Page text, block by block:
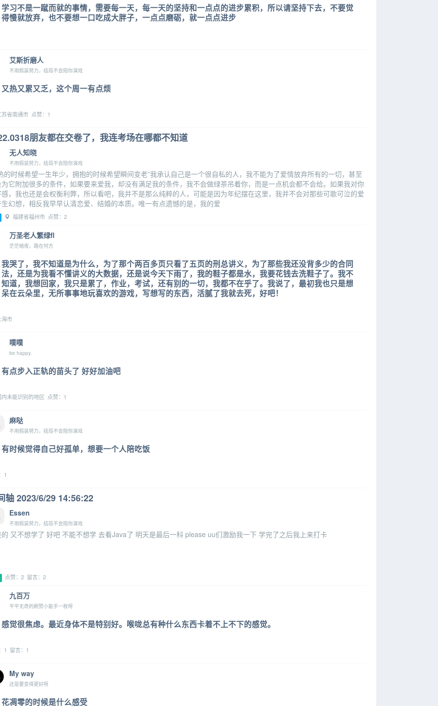
学习不是一蹴而就的事情，需要每一天，每一天的坚持和一点点的进步累积，所以请坚持下去，不要觉
得慢就放弃，也不要想一口吃成大胖子，一点点磨砺，就一点点进步
艾斯折磨人
不用假装努力，结局不会陪你演戏
又热又累又乏，这个周一有点烦
省南通市 点赞：1
朋友都在交卷了，我连考场在哪都不知道
无人知晓
不用假装努力，结局不会陪你演戏
的时候希望一生年少，拥抱的时候希望瞬间变老”我承认自己是一个很自私的人，我不能为了爱情放弃所有的一切，甚至
它附加很多的条件，如果要来爱我，却没有满足我的条件，我不会做绿茶吊着你，而是一点机会都不会给。如果我对你
，我也还是会权衡利弊，所以看吧，我并不是那么纯粹的人，可能是因为年纪摆在这里，我并不会对那些可歌可泣的爱
幻想，相反我早早认清恋爱、结婚的本质。唯一有点遗憾的是，我的爱
福建省福州市 点赞：2
万圣老人繁绿fl
茫茫暗夜，路在何方
我哭了，我不知道是为什么，为了那个两百多页只看了五页的刑总讲义，为了那些我还没背多少的合同
法，还是为我看不懂讲义的大数据，还是说今天下雨了，我的鞋子都是水，我要花钱去洗鞋子了。我不
知道，我想回家，我只是累了，作业，考试，还有别的一切，我都不在乎了。我说了，最初我也只是想
呆在云朵里，无所事事地玩喜欢的游戏，写想写的东西，活腻了我就去死，好吧！
市
噗噗
be happy.
有点步入正轨的苗头了 好好加油吧
未能识别的地区 点赞：1
麻哒
不用假装努力，结局不会陪你演戏
有时候觉得自己好孤单，想要一个人陪吃饭
1
轴 2023/6/29 14:56:22
Essen
不用假装努力，结局不会陪你演戏
又不想学了 好吧 不能不想学 去看Java了 明天是最后一科 please uu们激励我一下 学完了之后我上来打卡
点赞：2 留言：2
九百万
平平无奇的刷赞小能手一枚呀
感觉很焦虑。最近身体不是特别好。喉咙总有种什么东西卡着不上不下的感觉。
1 留言：1
My way
还是要变得更好呀
花凋零的时候是什么感受